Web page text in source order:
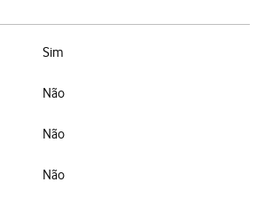
Sim
Não
Não
Não